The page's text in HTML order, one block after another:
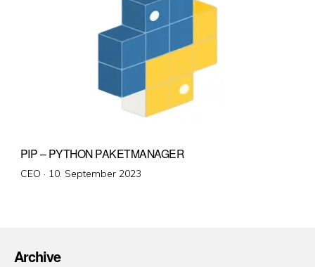
PIP – PYTHON PAKETMANAGER
CEO · Veröffentlicht
10. September 2023
Archive